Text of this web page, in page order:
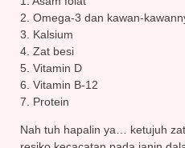
2. Omega-3 dan kawan-
3. Kalsium
4. Zat besi
5. Vitamin D
6. Vitamin B-12
7. Protein
Nah tuh hapalin ya… ketujuh